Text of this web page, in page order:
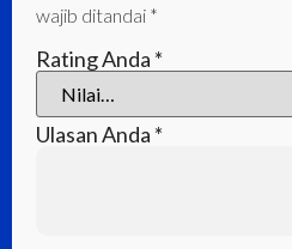
wajib ditandai *
Rating Anda *
Ulasan Anda *